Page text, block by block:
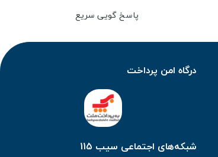
پاسخ گویی سریع
درگاه امن پرداخت
شبکه‌های اجتماعی سیب 115